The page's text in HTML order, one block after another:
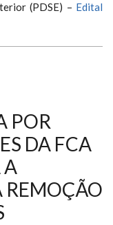
(PDSE) – Edital
POR
DA FCA
A
REMOÇÃO